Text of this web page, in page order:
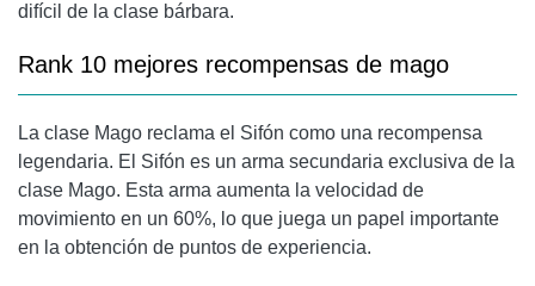
difícil de la clase bárbara.
Rank 10 mejores recompensas de mago
La clase Mago reclama el Sifón como una recompensa
legendaria. El Sifón es un arma secundaria exclusiva de la
clase Mago. Esta arma aumenta la velocidad de
movimiento en un 60%, lo que juega un papel importante
en la obtención de puntos de experiencia.